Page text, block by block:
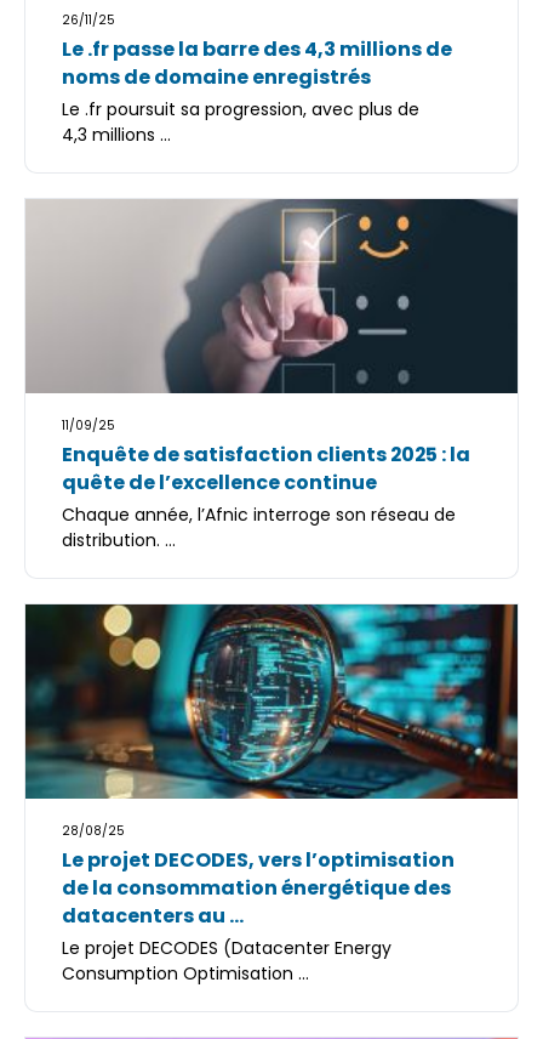
26/11/25
Le .fr passe la barre des 4,3 millions de
noms de domaine enregistrés
Le .fr poursuit sa progression, avec plus de
4,3 millions ...
11/09/25
Enquête de satisfaction clients 2025 : la
quête de l’excellence continue
Chaque année, l’Afnic interroge son réseau de
distribution. ...
28/08/25
Le projet DECODES, vers l’optimisation
de la consommation énergétique des
datacenters au ...
Le projet DECODES (Datacenter Energy
Consumption Optimisation ...